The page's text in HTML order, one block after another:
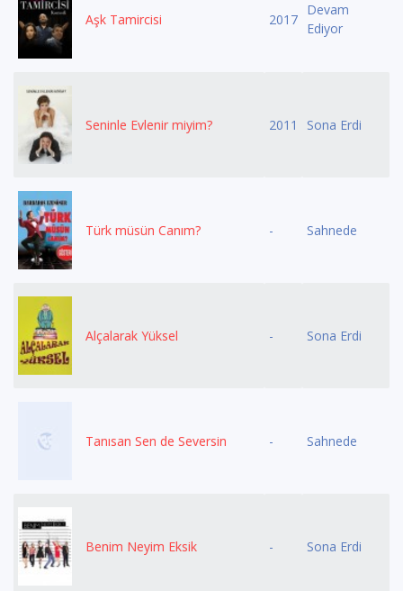
Aşk Tamircisi 2017
Devam
Ediyor
Seninle Evlenir miyim? 2011 Sona Erdi
Türk müsün Canım? - Sahnede
Alçalarak Yüksel - Sona Erdi
Tanısan Sen de Seversin - Sahnede
Benim Neyim Eksik - Sona Erdi